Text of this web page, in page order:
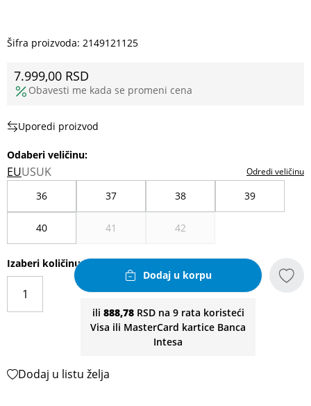
Šifra proizvoda: 2149121125
7.999,00 RSD
Obavesti me kada se promeni cena
Uporedi proizvod
Odaberi veličinu:
EUUSUK Odredi veličinu
36 37 38 39
40 41 42
Izaberi količinu
Dodaj u korpu
ili 888,78RSD na 9 rata koristeći
Visa ili MasterCard kartice Banca
Intesa
Dodaj u listu želja